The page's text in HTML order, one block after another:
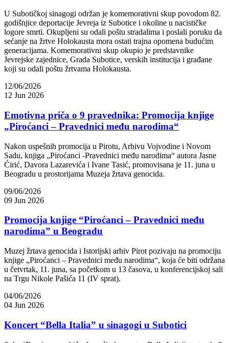
U Subotičkoj sinagogi održan je komemorativni skup povodom 82.
godišnjice deportacije Jevreja iz Subotice i okoline u nacističke
logore smrti. Okupljeni su odali poštu stradalima i poslali poruku da
sećanje na žrtve Holokausta mora ostati trajna opomena budućim
generacijama. Komemorativni skup okupio je predstavnike
Jevrejske zajednice, Grada Subotice, verskih institucija i građane
koji su odali poštu žrtvama Holokausta.
12/06/2026
12 Jun 2026
Emotivna priča o 9 pravednika: Promocija knjige
„Piroćanci – Pravednici među narodima“
Nakon uspešnih promocija u Pirotu, Arhivu Vojvodine i Novom
Sadu, knjiga „Piroćanci -Pravednici među narodima“ autora Jasne
Ćirić, Davora Lazarevića i Ivane Tasić, promovisana je 11. juna u
Beogradu u prostorijama Muzeja žrtava genocida.
09/06/2026
09 Jun 2026
Promocija knjige “Piroćanci – Pravednici među
narodima” u Beogradu
Muzej žrtava genocida i Istorijski arhiv Pirot pozivaju na promociju
knjige „Piroćanci – Pravednici među narodima“, koja će biti održana
u četvrtak, 11. juna, sa početkom u 13 časova, u konferencijskoj sali
na Trgu Nikole Pašića 11 (IV sprat).
04/06/2026
04 Jun 2026
Koncert “Bella Italia” u sinagogi u Subotici